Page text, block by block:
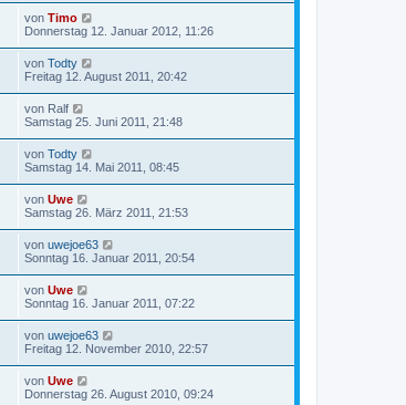
von Timo
Donnerstag 12. Januar 2012, 11:26
von Todty
Freitag 12. August 2011, 20:42
von Ralf
Samstag 25. Juni 2011, 21:48
von Todty
Samstag 14. Mai 2011, 08:45
von Uwe
Samstag 26. März 2011, 21:53
von uwejoe63
Sonntag 16. Januar 2011, 20:54
von Uwe
Sonntag 16. Januar 2011, 07:22
von uwejoe63
Freitag 12. November 2010, 22:57
von Uwe
Donnerstag 26. August 2010, 09:24